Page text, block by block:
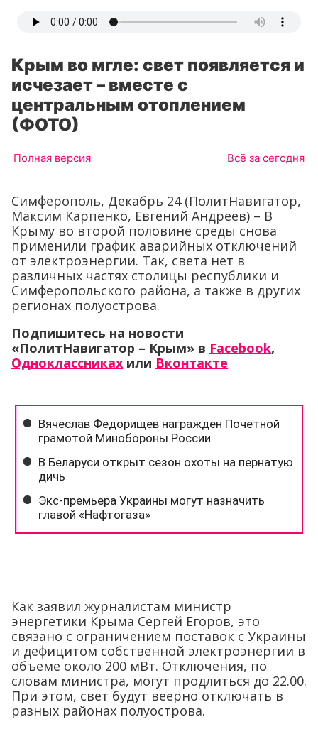
Крым во мгле: свет появляется и
исчезает – вместе с
центральным отоплением
(ФОТО)
Полная версия Всё за сегодня
Симферополь, Декабрь 24 (ПолитНавигатор,
Максим Карпенко, Евгений Андреев) – В
Крыму во второй половине среды снова
применили график аварийных отключений
от электроэнергии. Так, света нет в
различных частях столицы республики и
Симферопольского района, а также в других
регионах полуострова.
Подпишитесь на новости
«ПолитНавигатор – Крым» в Facebook,
Одноклассниках или Вконтакте
Как заявил журналистам министр
энергетики Крыма Сергей Егоров, это
связано с ограничением поставок с Украины
и дефицитом собственной электроэнергии в
объеме около 200 мВт. Отключения, по
словам министра, могут продлиться до 22.00.
При этом, свет будут веерно отключать в
разных районах полуострова.